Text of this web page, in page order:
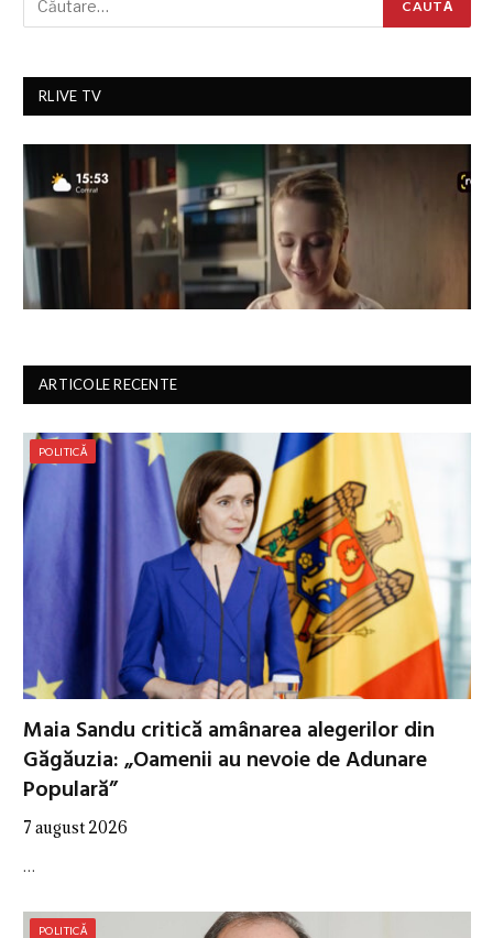
RLIVE TV
ARTICOLE RECENTE
POLITICĂ
Maia Sandu critică amânarea alegerilor din
Găgăuzia: „Oamenii au nevoie de Adunare
Populară”
7 august 2026
…
POLITICĂ